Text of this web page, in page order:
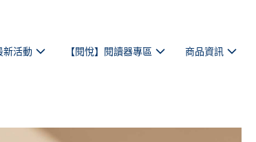
新活動 【閱悅】閱讀器專區 商品資訊